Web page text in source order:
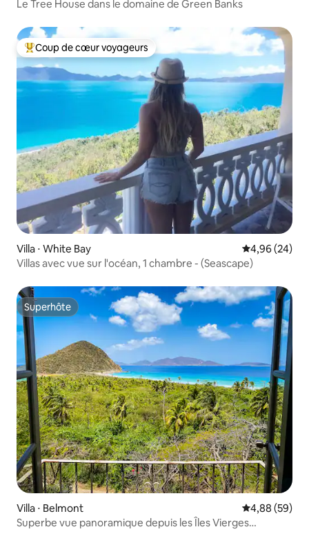
Le Tree House dans le domaine de Green Banks
Coups de cœur voyageurs les plus appréciés
Coup de cœur voyageurs
Villa ⋅ White Bay Évaluation
4,96 (24)
Villas avec vue sur l'océan, 1 chambre - (Seascape)
Superhôte
Superhôte
Villa ⋅ Belmont Évaluation
4,88 (59)
Superbe vue panoramique depuis les Îles Vierges